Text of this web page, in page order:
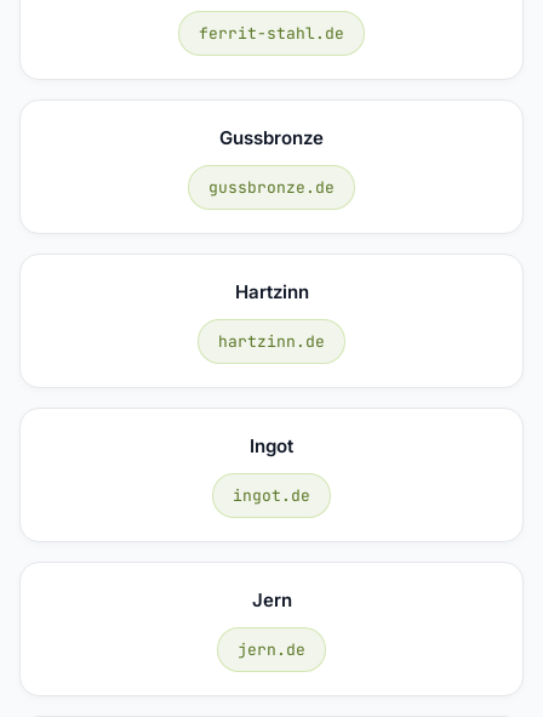
ferrit-stahl.de
Gussbronze
gussbronze.de
Hartzinn
hartzinn.de
Ingot
ingot.de
Jern
jern.de